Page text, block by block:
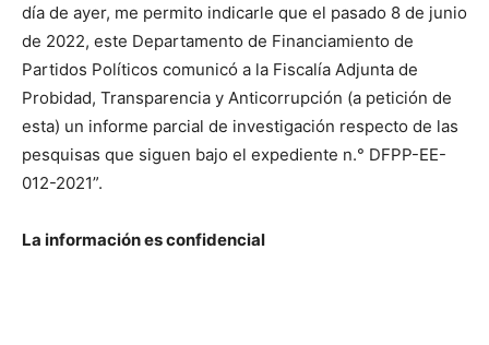
día de ayer, me permito indicarle que el pasado 8 de junio
de 2022, este Departamento de Financiamiento de
Partidos Políticos comunicó a la Fiscalía Adjunta de
Probidad, Transparencia y Anticorrupción (a petición de
esta) un informe parcial de investigación respecto de las
pesquisas que siguen bajo el expediente n.° DFPP-EE-
012-2021”.
La información es confidencial